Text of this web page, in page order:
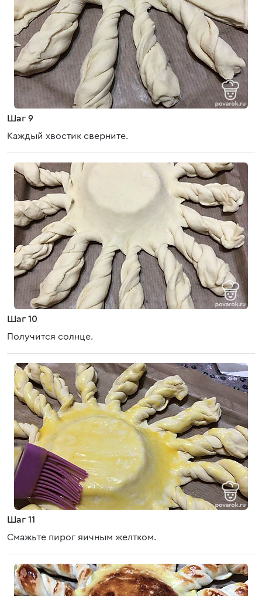
Шаг 9
Каждый хвостик сверните.
Шаг 10
Получится солнце.
Шаг 11
Смажьте пирог яичным желтком.